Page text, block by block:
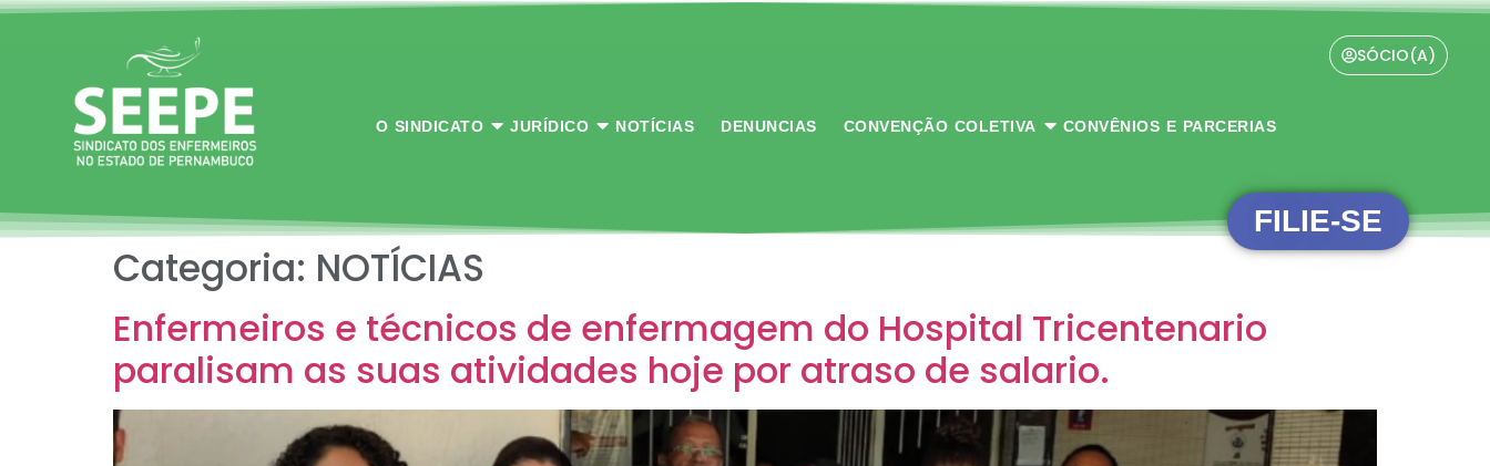
SÓCIO(A)
FILIE-SE
O SINDICATO JURÍDICO NOTÍCIAS DENUNCIAS CONVENÇÃO COLETIVA CONVÊNIOS E PARCERIAS
Categoria: NOTÍCIAS
Enfermeiros e técnicos de enfermagem do Hospital Tricentenario
paralisam as suas atividades hoje por atraso de salario.